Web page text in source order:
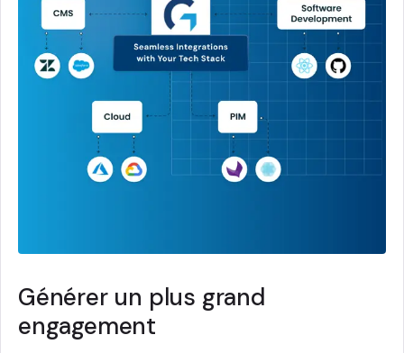
Générer un plus grand
engagement